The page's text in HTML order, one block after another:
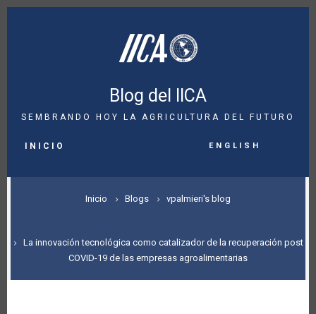
Pasar
Blog del IICA
SEMBRANDO HOY LA AGRICULTURA DEL FUTURO
NAVIGATION
INICIO English
SOBRESCRIBIR
DE
AYUDA
Inicio Blogs vpalmieri's blog
La innovación tecnológica como catalizador de la recuperación post
COVID-19 de las empresas agroalimentarias